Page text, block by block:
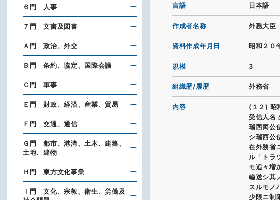
言語 日本語
作成者名称 外務大臣
資料作成年月日 昭和２０
規模 3
組織歴/履歴 外務省
内容
(１２) 昭
受信人名
瑞西両公
シ瑞西公
在外務省
ル「トラ
モ追々増
輸送シ其
スルモノ
少限ニ制
６門 人事
７門 文書及図書
Ａ門 政治、外交
Ｂ門 条約、協定、国際会議
Ｃ門 軍事
Ｅ門 財政、経済、産業、貿易
Ｆ門 交通、通信
Ｇ門 都市、港湾、土木、建築、
土地、建物
Ｈ門 東方文化事業
Ｉ門 文化、宗教、衛生、労働及